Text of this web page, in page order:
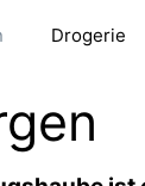
Drogerie